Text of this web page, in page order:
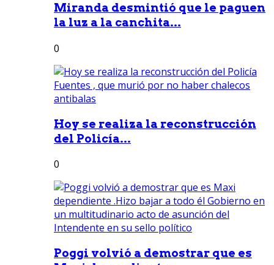
Miranda desmintió que le paguen
la luz a la canchita...
0
Hoy se realiza la reconstrucción
del Policía...
0
Poggi volvió a demostrar que es